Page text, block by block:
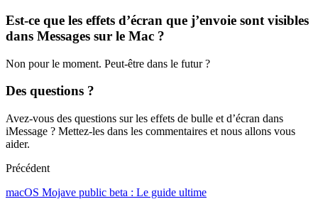
Est-ce que les effets d’écran que j’envoie sont visibles
dans Messages sur le Mac ?
Non pour le moment. Peut-être dans le futur ?
Des questions ?
Avez-vous des questions sur les effets de bulle et d’écran dans
iMessage ? Mettez-les dans les commentaires et nous allons vous
aider.
Précédent
macOS Mojave public beta : Le guide ultime